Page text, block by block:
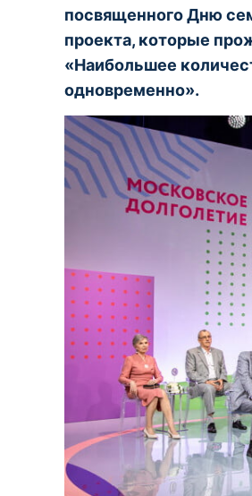
посвященного Дню
проекта, которые
«Наибольшее
одновременно».